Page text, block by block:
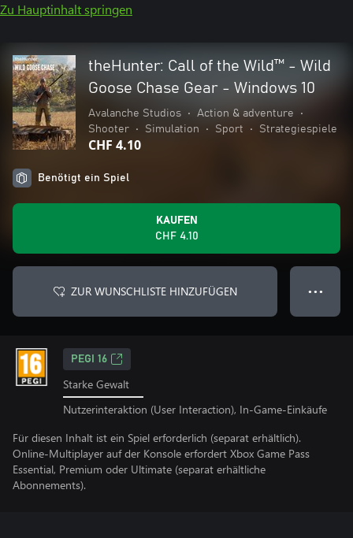
Zu Hauptinhalt springen
theHunter: Call of the Wild™ - Wild
Goose Chase Gear - Windows 10
Avalanche Studios • Action & adventure
•
Shooter
• Simulation • Sport • Strategiespiele
CHF 4.10
Benötigt ein Spiel
KAUFEN
CHF 4.10
ZUR WUNSCHLISTE HINZUFÜGEN ● ● ●
PEGI 16
Starke Gewalt
Nutzerinteraktion (User Interaction), In-Game-Einkäufe
Für diesen Inhalt ist ein Spiel erforderlich (separat erhältlich).
Online-Multiplayer auf der Konsole erfordert Xbox Game Pass
Essential, Premium oder Ultimate (separat erhältliche
Abonnements).